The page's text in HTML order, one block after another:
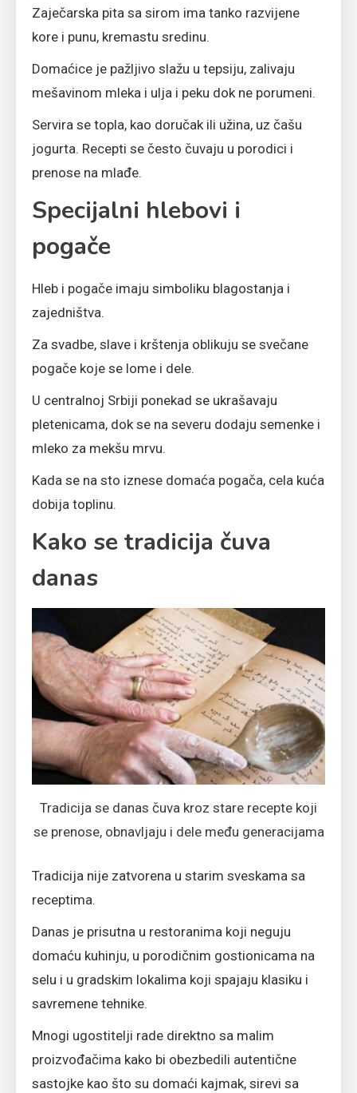
Zaječarska pita sa sirom ima tanko razvijene
kore i punu, kremastu sredinu.
Domaćice je pažljivo slažu u tepsiju, zalivaju
mešavinom mleka i ulja i peku dok ne porumeni.
Servira se topla, kao doručak ili užina, uz čašu
jogurta. Recepti se često čuvaju u porodici i
prenose na mlađe.
Specijalni hlebovi i
pogače
Hleb i pogače imaju simboliku blagostanja i
zajedništva.
Za svadbe, slave i krštenja oblikuju se svečane
pogače koje se lome i dele.
U centralnoj Srbiji ponekad se ukrašavaju
pletenicama, dok se na severu dodaju semenke i
mleko za mekšu mrvu.
Kada se na sto iznese domaća pogača, cela kuća
dobija toplinu.
Kako se tradicija čuva
danas
Tradicija se danas čuva kroz stare recepte koji
se prenose, obnavljaju i dele među generacijama
Tradicija nije zatvorena u starim sveskama sa
receptima.
Danas je prisutna u restoranima koji neguju
domaću kuhinju, u porodičnim gostionicama na
selu i u gradskim lokalima koji spajaju klasiku i
savremene tehnike.
Mnogi ugostitelji rade direktno sa malim
proizvođačima kako bi obezbedili autentične
sastojke kao što su domaći kajmak, sirevi sa